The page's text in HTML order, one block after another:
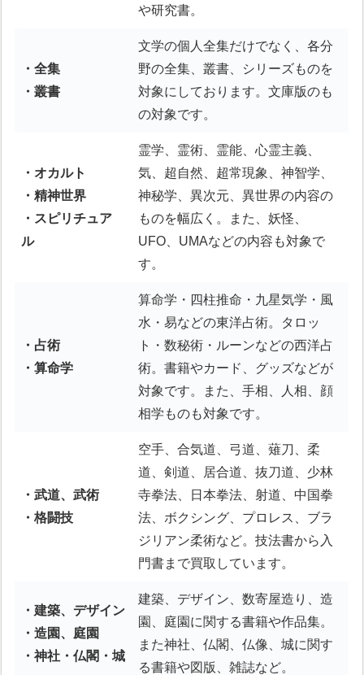
や研究書。
・全集
・叢書
文学の個人全集だけでなく、各分
野の全集、叢書、シリーズものを
対象にしております。文庫版のも
の対象です。
・オカルト
・精神世界
・スピリチュア
ル
霊学、霊術、霊能、心霊主義、
気、超自然、超常現象、神智学、
神秘学、異次元、異世界の内容の
ものを幅広く。また、妖怪、
UFO、UMAなどの内容も対象で
す。
・占術
・算命学
算命学・四柱推命・九星気学・風
水・易などの東洋占術。タロッ
ト・数秘術・ルーンなどの西洋占
術。書籍やカード、グッズなどが
対象です。また、手相、人相、顔
相学ものも対象です。
・武道、武術
・格闘技
空手、合気道、弓道、薙刀、柔
道、剣道、居合道、抜刀道、少林
寺拳法、日本拳法、射道、中国拳
法、ボクシング、プロレス、ブラ
ジリアン柔術など。技法書から入
門書まで買取しています。
・建築、デザイン
・造園、庭園
・神社・仏閣・城
建築、デザイン、数寄屋造り、造
園、庭園に関する書籍や作品集。
また神社、仏閣、仏像、城に関す
る書籍や図版、雑誌など。